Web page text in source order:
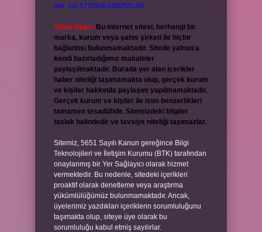
live:.cid.575569c608265c69
Yasal Uyarı: Bu internet sitesi, herhangi bir
marka, kurum veya şahıs şirketi ile hiçbir
bağlantısı bulunmamaktadır. Sitede yalnızca
kendi hazırladığımız makaleler
paylaşılmaktadır. Burada yer alan içerikler
haber niteliği taşımamakta olup, gerçek kurum
ve kişiler hakkında paylaşım yapılmamaktadır.
Gerçek kurum ve kişiler ile isim benzerlikleri
tamamen tesadüfidir. Sitemizdeki bilgiler
taslak halindedir ve tavsiye niteliği taşımazlar.
Sitemiz, 5651 Sayılı Kanun gereğince Bilgi
Teknolojileri ve İletişim Kurumu (BTK) tarafından
onaylanmış bir Yer Sağlayıcı olarak hizmet
vermektedir. Bu nedenle, sitedeki içerikleri
proaktif olarak denetleme veya araştırma
yükümlülüğümüz bulunmamaktadır. Ancak,
üyelerimiz yazdıkları içeriklerin sorumluluğunu
taşımakta olup, siteye üye olarak bu
sorumluluğu kabul etmiş sayılırlar.